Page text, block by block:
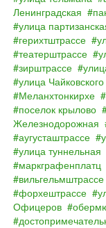
Ленинградская
улица
герихтштрассе
театерштрассе
зирштрассе
улица Чайковского
Меланхтонкирхе
поселок крылово
Железнодорожная
аугусташтрассе
улица туннельная
маркграфенплатц
вильгельмштрассе
форхештрассе
Офицеров